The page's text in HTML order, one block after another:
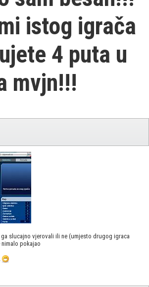
istog igrača
4 puta u
mvjn!!!
slucajno vjerovali ili ne (umjesto drugog igraca
nimalo pokajao